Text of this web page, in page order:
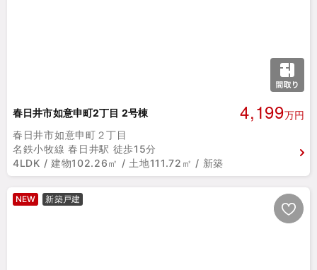
春日井市如意申町2丁目 2号棟 4,199万円
春日井市如意申町２丁目
名鉄小牧線 春日井駅 徒歩15分
4LDK / 建物102.26㎡ / 土地111.72㎡ / 新築
NEW 新築戸建